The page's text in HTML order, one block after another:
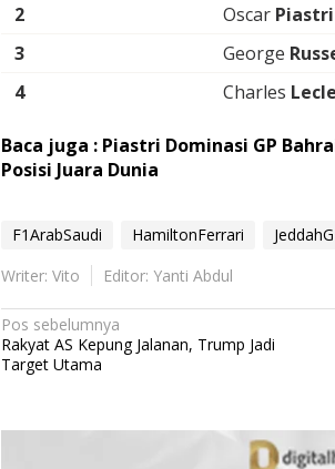
2 Oscar Piastri
3
George
4
Charles
Baca juga : Piastri Dominasi GP
Posisi Juara Dunia
F1ArabSaudi HamiltonFerrari
Writer: Vito
Editor: Yanti Abdul
N
a
i
Pos sebelumnya
Rakyat AS Kepung Jalanan, Trump Jadi
Target Utama